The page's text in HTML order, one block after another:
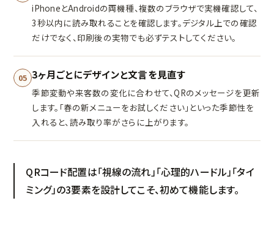
iPhoneとAndroidの両機種、複数のブラウザで実機確認して、
3秒以内に読み取れることを確認します。デジタル上での確認
だけでなく、印刷後の実物でも必ずテストしてください。
05 3ヶ月ごとにデザインと文言を見直す
季節変動や来客数の変化に合わせて、QRのメッセージを更新
します。「春の新メニューをお試しください」といった季節性を
入れると、読み取り率がさらに上がります。
QRコード配置は「視線の流れ」「心理的ハードル」「タイ
ミング」の3要素を設計してこそ、初めて機能します。